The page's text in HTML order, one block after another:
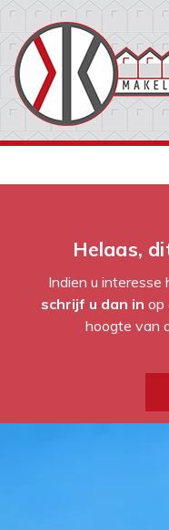
Menu overslaan en naar
Helaas,
Indien u interesse
schrijf u dan in op
hoogte van